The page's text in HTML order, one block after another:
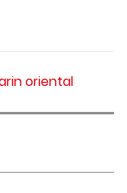
oriental